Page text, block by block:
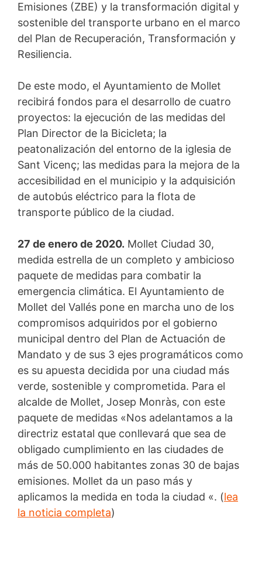
Emisiones (ZBE) y la transformación digital y
sostenible del transporte urbano en el marco
del Plan de Recuperación, Transformación y
Resiliencia.
De este modo, el Ayuntamiento de Mollet
recibirá fondos para el desarrollo de cuatro
proyectos: la ejecución de las medidas del
Plan Director de la Bicicleta; la
peatonalización del entorno de la iglesia de
Sant Vicenç; las medidas para la mejora de la
accesibilidad en el municipio y la adquisición
de autobús eléctrico para la flota de
transporte público de la ciudad.
27 de enero de 2020. Mollet Ciudad 30,
medida estrella de un completo y ambicioso
paquete de medidas para combatir la
emergencia climática. El Ayuntamiento de
Mollet del Vallés pone en marcha uno de los
compromisos adquiridos por el gobierno
municipal dentro del Plan de Actuación de
Mandato y de sus 3 ejes programáticos como
es su apuesta decidida por una ciudad más
verde, sostenible y comprometida. Para el
alcalde de Mollet, Josep Monràs, con este
paquete de medidas «Nos adelantamos a la
directriz estatal que conllevará que sea de
obligado cumplimiento en las ciudades de
más de 50.000 habitantes zonas 30 de bajas
emisiones. Mollet da un paso más y
aplicamos la medida en toda la ciudad «. (lea
la noticia completa)